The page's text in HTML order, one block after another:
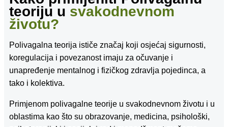
teoriju u svakodnevnom
životu?
Polivagalna teorija ističe značaj koji osjećaj sigurnosti,
koregulacija i povezanost imaju za očuvanje i
unapređenje mentalnog i fizičkog zdravlja pojedinca, a
tako i kolektiva.
Primjenom polivagalne teorije u svakodnevnom životu i u
oblastima kao što su obrazovanje, medicina, psihološki,